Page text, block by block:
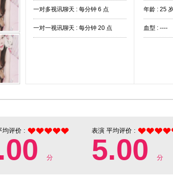
一对多视讯聊天 : 每分钟 6 点
一对一视讯聊天 : 每分钟 20 点
年龄 : 25 岁
血型 : ----
均评价 :
分
表演 平均评价 :
5.00 分